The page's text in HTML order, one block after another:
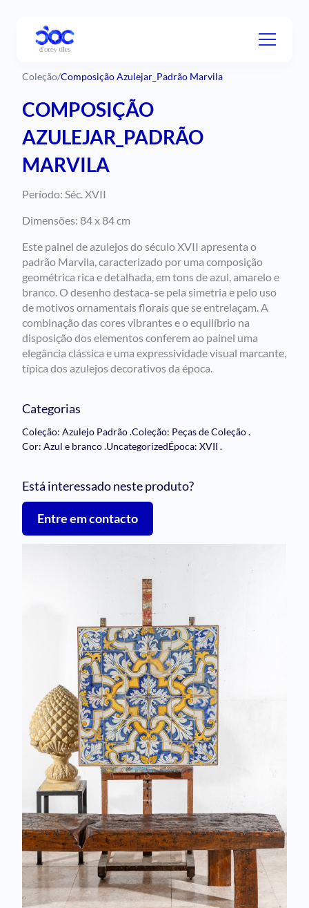
Coleção/Composição Azulejar_Padrão Marvila
COMPOSIÇÃO
AZULEJAR_PADRÃO
MARVILA
Período: Séc. XVII
Dimensões: 84 x 84 cm
Este painel de azulejos do século XVII apresenta o
padrão Marvila, caracterizado por uma composição
geométrica rica e detalhada, em tons de azul, amarelo e
branco. O desenho destaca-se pela simetria e pelo uso
de motivos ornamentais florais que se entrelaçam. A
combinação das cores vibrantes e o equilíbrio na
disposição dos elementos conferem ao painel uma
elegância clássica e uma expressividade visual marcante,
típica dos azulejos decorativos da época.
Categorias
Coleção: Azulejo Padrão.Coleção: Peças de Coleção.
Cor: Azul e branco.UncategorizedÉpoca: XVII .
Está interessado neste produto?
Entre em contacto